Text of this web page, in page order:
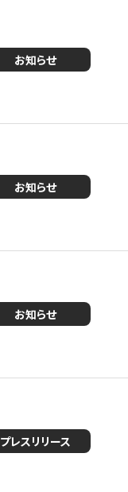
お知らせ
お知らせ
お知らせ
プレスリリース